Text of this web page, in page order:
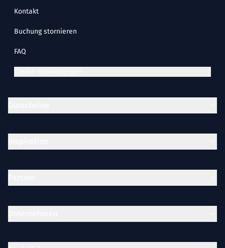
Kontakt
Buchung stornieren
FAQ